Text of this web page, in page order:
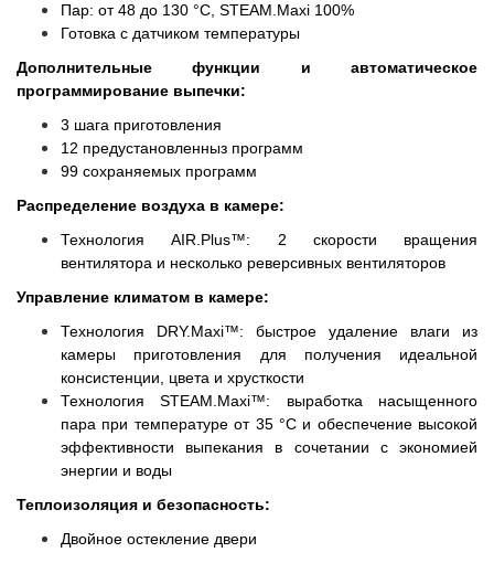
Пар: от 48 до 130 °C, STEAM.Maxi 100%
Готовка с датчиком температуры
Дополнительные функции и автоматическое
программирование выпечки:
3 шага приготовления
12 предустановленныз программ
99 сохраняемых программ
Распределение воздуха в камере:
Технология AIR.Plus™: 2 скорости вращения
вентилятора и несколько реверсивных вентиляторов
Управление климатом в камере:
Технология DRY.Maxi™: быстрое удаление влаги из
камеры приготовления для получения идеальной
консистенции, цвета и хрусткости
Технология STEAM.Maxi™: выработка насыщенного
пара при температуре от 35 °C и обеспечение высокой
эффективности выпекания в сочетании с экономией
энергии и воды
Теплоизоляция и безопасность:
Двойное остекление двери